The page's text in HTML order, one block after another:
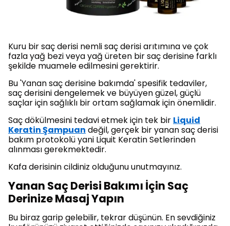
Kuru bir saç derisi nemli saç derisi arıtımına ve çok
fazla yağ bezi veya yağ üreten bir saç derisine farklı
şekilde muamele edilmesini gerektirir.
Bu 'Yanan saç derisine bakımda' spesifik tedaviler,
saç derisini dengelemek ve büyüyen güzel, güçlü
saçlar için sağlıklı bir ortam sağlamak için önemlidir.
Saç dökülmesini tedavi etmek için tek bir Liquid
Keratin Şampuan değil, gerçek bir yanan saç derisi
bakım protokolü yani Liquit Keratin Setlerinden
alınması gerekmektedir.
Kafa derisinin cildiniz olduğunu unutmayınız.
Yanan Saç Derisi Bakımı İçin Saç
Derinize Masaj Yapın
Bu biraz garip gelebilir, tekrar düşünün. En sevdiğiniz